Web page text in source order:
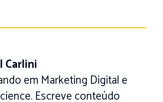
Carlini
em Marketing Digital e
Escreve conteúdo